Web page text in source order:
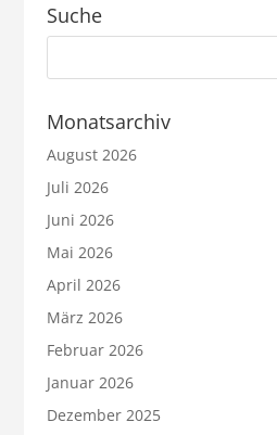
Suche
Monatsarchiv
August 2026
Juli 2026
Juni 2026
Mai 2026
April 2026
März 2026
Februar 2026
Januar 2026
Dezember 2025